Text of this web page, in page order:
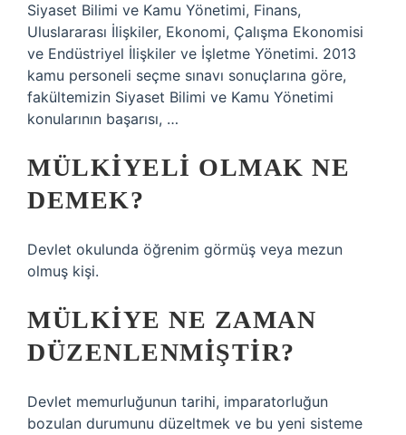
Siyaset Bilimi ve Kamu Yönetimi, Finans,
Uluslararası İlişkiler, Ekonomi, Çalışma Ekonomisi
ve Endüstriyel İlişkiler ve İşletme Yönetimi. 2013
kamu personeli seçme sınavı sonuçlarına göre,
fakültemizin Siyaset Bilimi ve Kamu Yönetimi
konularının başarısı, …
MÜLKIYELI OLMAK NE
DEMEK?
Devlet okulunda öğrenim görmüş veya mezun
olmuş kişi.
MÜLKIYE NE ZAMAN
DÜZENLENMIŞTIR?
Devlet memurluğunun tarihi, imparatorluğun
bozulan durumunu düzeltmek ve bu yeni sisteme